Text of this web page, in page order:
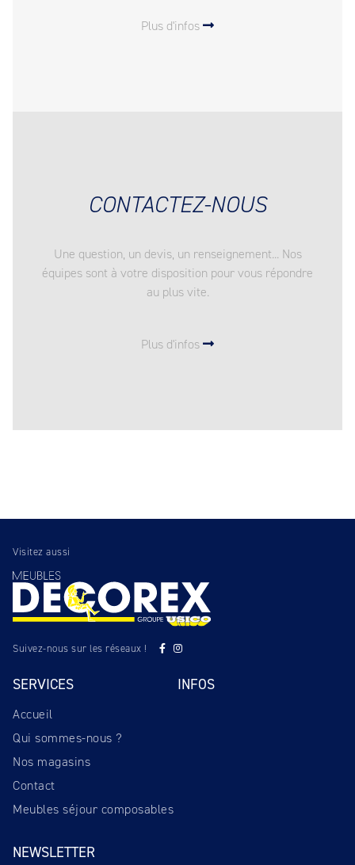
Plus d'infos
CONTACTEZ-NOUS
Une question, un devis, un renseignement... Nos
équipes sont à votre disposition pour vous répondre
au plus vite.
Plus d'infos
Visitez aussi
Suivez-nous sur les réseaux !
SERVICES
Accueil
Qui sommes-nous ?
Nos magasins
Contact
Meubles séjour composables
INFOS
NEWSLETTER